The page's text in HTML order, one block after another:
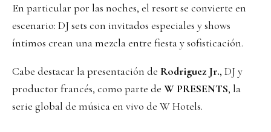
En particular por las noches, el resort se convierte en
escenario: DJ sets con invitados especiales y shows
íntimos crean una mezcla entre fiesta y sofisticación.
Cabe destacar la presentación de Rodriguez Jr., DJ y
productor francés, como parte de W PRESENTS, la
serie global de música en vivo de W Hotels.